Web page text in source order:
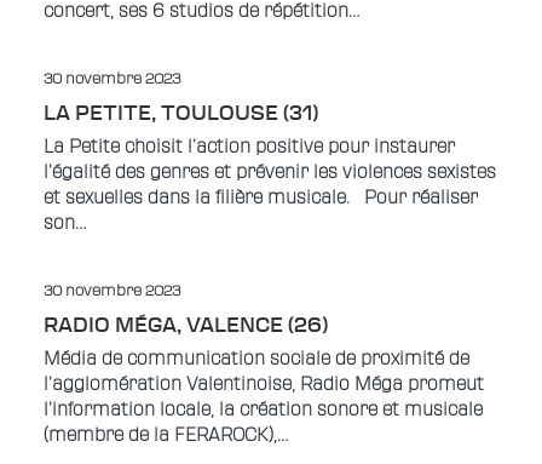
concert, ses 6 studios de répétition…
30 novembre 2023
LA PETITE, TOULOUSE (31)
La Petite choisit l’action positive pour instaurer
l’égalité des genres et prévenir les violences sexistes
et sexuelles dans la filière musicale. Pour réaliser
son…
30 novembre 2023
RADIO MÉGA, VALENCE (26)
Média de communication sociale de proximité de
l’agglomération Valentinoise, Radio Méga promeut
l’information locale, la création sonore et musicale
(membre de la FERAROCK),…